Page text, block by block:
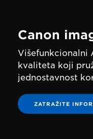
Canon
Višefunkcionalni
kvaliteta koji
jednostavnost
ZATRAŽITE